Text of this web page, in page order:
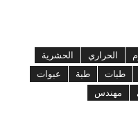
الحراري
الحشرية
طبات طبة
عبوات
مهندس